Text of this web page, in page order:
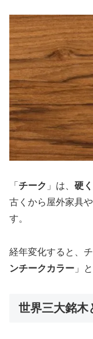
「 チーク 」は、 硬
古くから屋外家具
す。
経年変化すると、
ンチークカラー 」
世界三大銘木